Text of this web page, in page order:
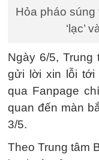
Hỏa pháo súng
‘lạc’
Ngày 6/5,
gửi lời xin lỗi tới
qua Fanpage
quan đến màn
3/5.
Theo Trung tâm